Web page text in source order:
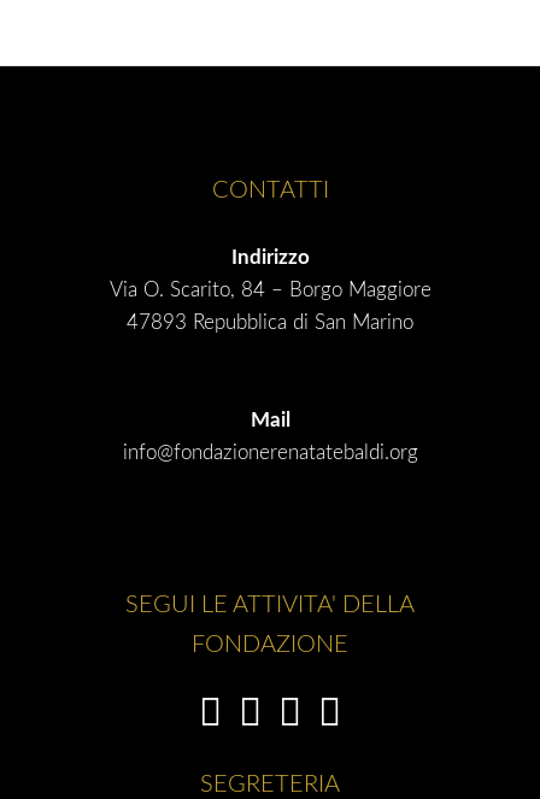
CONTATTI
Indirizzo
Via O. Scarito, 84 – Borgo Maggiore
47893 Repubblica di San Marino
Mail
info@fondazionerenatatebaldi.org
SEGUI LE ATTIVITA' DELLA
FONDAZIONE
SEGRETERIA